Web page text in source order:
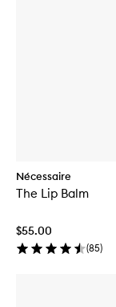
Nécessaire
The Lip Balm
$55.00
(85)